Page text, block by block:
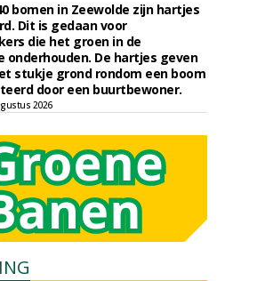
bomen in Zeewolde zijn hartjes
Dit is gedaan voor
die het groen in de
onderhouden. De hartjes geven
stukje grond rondom een boom
door een buurtbewoner.
2026